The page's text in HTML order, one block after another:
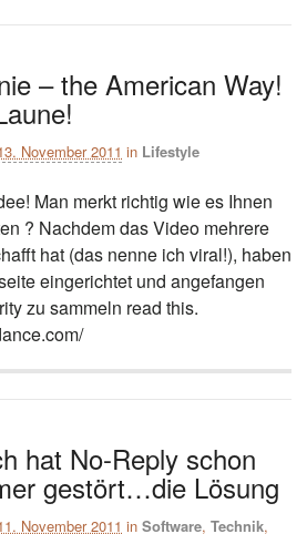
– the American Way!
November 2011 in Lifestyle
Man merkt richtig wie es Ihnen
? Nachdem das Video mehrere
hat (das nenne ich viral!), haben
eingerichtet und angefangen
zu sammeln read this.
hat No-Reply schon
gestört…die Lösung
November 2011 in Software, Technik,